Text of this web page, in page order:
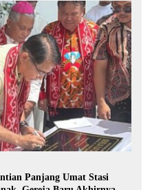
Panjang Umat Stasi